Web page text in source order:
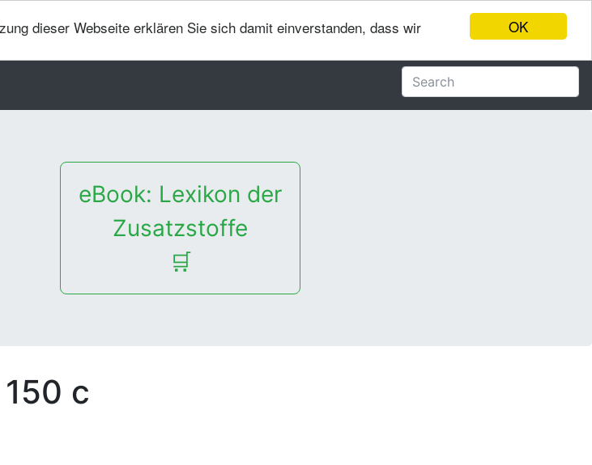
OK
dieser Webseite erklären Sie sich damit einverstanden, dass wir
eBook: Lexikon der
Zusatzstoffe
🛒
c